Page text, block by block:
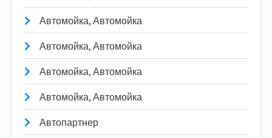
Автомойка, Автомойка
Автомойка, Автомойка
Автомойка, Автомойка
Автомойка, Автомойка
Автопартнер